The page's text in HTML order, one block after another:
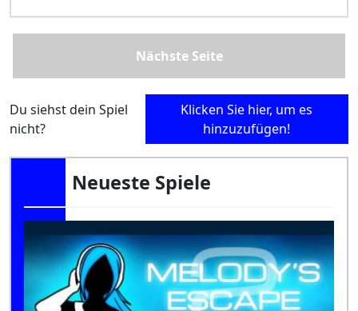
Nächste Seite
Du siehst dein Spiel
nicht?
Klicken Sie hier, um es
hinzuzufügen!
Neueste Spiele